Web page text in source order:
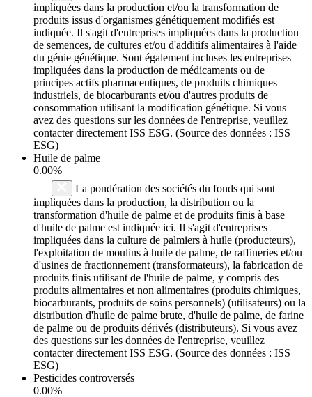
impliquées dans la production et/ou la transformation de
produits issus d'organismes génétiquement modifiés est
indiquée. Il s'agit d'entreprises impliquées dans la production
de semences, de cultures et/ou d'additifs alimentaires à l'aide
du génie génétique. Sont également incluses les entreprises
impliquées dans la production de médicaments ou de
principes actifs pharmaceutiques, de produits chimiques
industriels, de biocarburants et/ou d'autres produits de
consommation utilisant la modification génétique. Si vous
avez des questions sur les données de l'entreprise, veuillez
contacter directement ISS ESG. (Source des données : ISS
ESG)
Huile de palme
0.00%
La pondération des sociétés du fonds qui sont
impliquées dans la production, la distribution ou la
transformation d'huile de palme et de produits finis à base
d'huile de palme est indiquée ici. Il s'agit d'entreprises
impliquées dans la culture de palmiers à huile (producteurs),
l'exploitation de moulins à huile de palme, de raffineries et/ou
d'usines de fractionnement (transformateurs), la fabrication de
produits finis utilisant de l'huile de palme, y compris des
produits alimentaires et non alimentaires (produits chimiques,
biocarburants, produits de soins personnels) (utilisateurs) ou la
distribution d'huile de palme brute, d'huile de palme, de farine
de palme ou de produits dérivés (distributeurs). Si vous avez
des questions sur les données de l'entreprise, veuillez
contacter directement ISS ESG. (Source des données : ISS
ESG)
Pesticides controversés
0.00%